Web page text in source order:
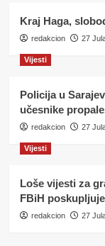
Kraj Haga,
redakcion 27
Vijesti
Policija u
učesnike
redakcion 27
Vijesti
Loše vijesti za
FBiH
redakcion 27